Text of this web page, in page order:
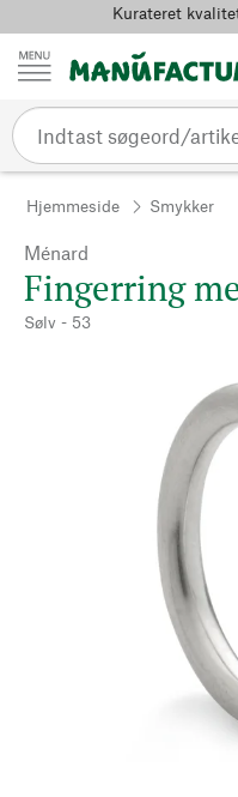
Spring til indholdKurateret
Hjemmeside Smykker
Ménard
Fingerring
Sølv - 53